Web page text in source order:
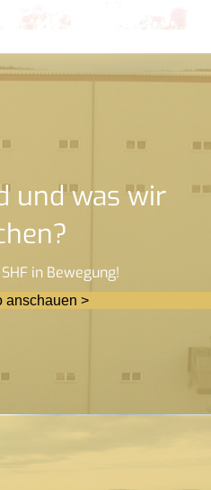
und was wir
in Bewegung!
anschauen >